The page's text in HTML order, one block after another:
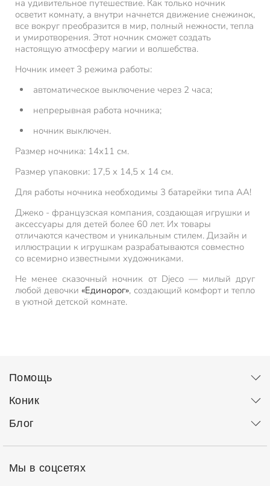
на удивительное путешествие. Как только ночник
осветит комнату, а внутри начнется движение снежинок,
все вокруг преобразится в мир, полный нежности, тепла
и умиротворения. Этот ночник сможет создать
настоящую атмосферу магии и волшебства.
Ночник имеет 3 режима работы:
автоматическое выключение через 2 часа;
непрерывная работа ночника;
ночник выключен.
Размер ночника: 14х11 см.
Размер упаковки: 17,5 x 14,5 x 14 см.
Для работы ночника необходимы 3 батарейки типа АА!
Джеко - французская компания, создающая игрушки и
аксессуары для детей более 60 лет. Их товары
отличаются качеством и уникальным стилем. Дизайн и
иллюстрации к игрушкам разрабатываются совместно
со всемирно известными художниками.
Не менее сказочный ночник от Djeco — милый друг
любой девочки «Единорог», создающий комфорт и тепло
в уютной детской комнате.
Помощь
Коник
Блог
Мы в соцсетях